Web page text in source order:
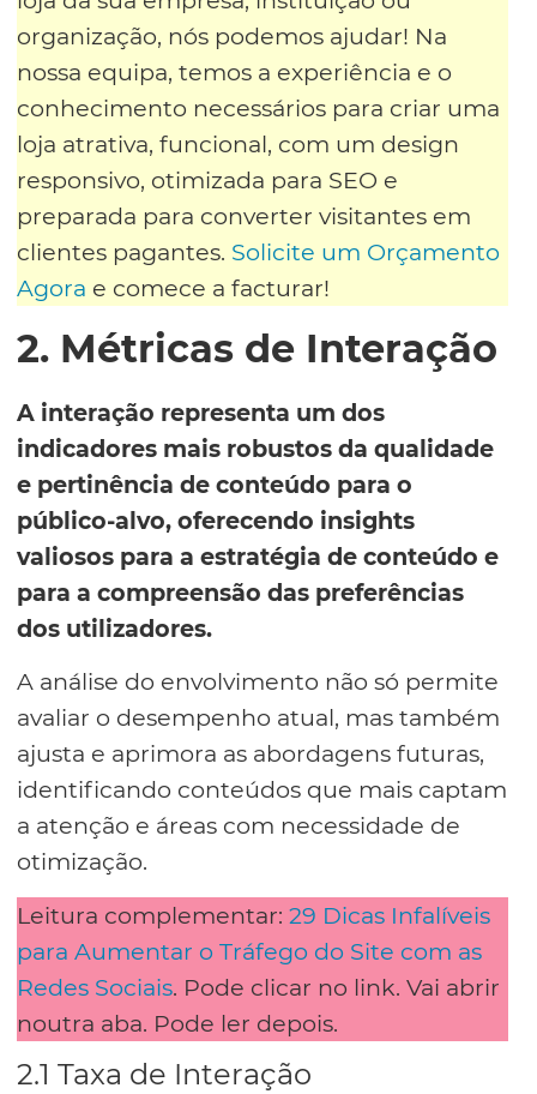
organização, nós podemos ajudar! Na
nossa equipa, temos a experiência e o
conhecimento necessários para criar uma
loja atrativa, funcional, com um design
responsivo, otimizada para SEO e
preparada para converter visitantes em
clientes pagantes. Solicite um Orçamento
Agora e comece a facturar!
2. Métricas de Interação
A interação representa um dos
indicadores mais robustos da qualidade
e pertinência de conteúdo para o
público-alvo, oferecendo insights
valiosos para a estratégia de conteúdo e
para a compreensão das preferências
dos utilizadores.
A análise do envolvimento não só permite
avaliar o desempenho atual, mas também
ajusta e aprimora as abordagens futuras,
identificando conteúdos que mais captam
a atenção e áreas com necessidade de
otimização.
Leitura complementar: 29 Dicas Infalíveis
para Aumentar o Tráfego do Site com as
Redes Sociais. Pode clicar no link. Vai abrir
noutra aba. Pode ler depois.
2.1 Taxa de Interação